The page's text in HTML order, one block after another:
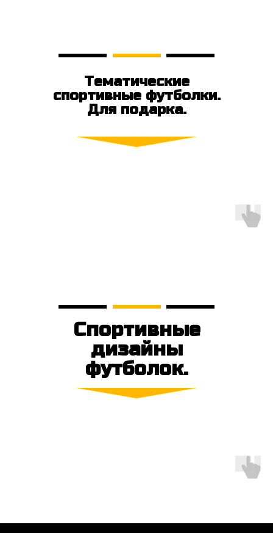
Тематические
спортивные футболки.
Для подарка.
Спортивные
дизайны
футболок.